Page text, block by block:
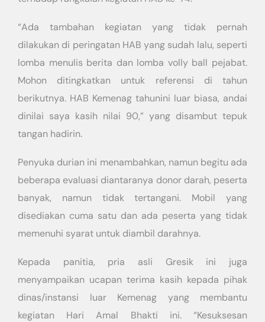
“Ada tambahan kegiatan yang tidak pernah
dilakukan di peringatan HAB yang sudah lalu, seperti
lomba menulis berita dan lomba volly ball pejabat.
Mohon ditingkatkan untuk referensi di tahun
berikutnya. HAB Kemenag tahunini luar biasa, andai
dinilai saya kasih nilai 90,” yang disambut tepuk
tangan hadirin.
Penyuka durian ini menambahkan, namun begitu ada
beberapa evaluasi diantaranya donor darah, peserta
banyak, namun tidak tertangani. Mobil yang
disediakan cuma satu dan ada peserta yang tidak
memenuhi syarat untuk diambil darahnya.
Kepada panitia, pria asli Gresik ini juga
menyampaikan ucapan terima kasih kepada pihak
dinas/instansi luar Kemenag yang membantu
kegiatan Hari Amal Bhakti ini. “Kesuksesan